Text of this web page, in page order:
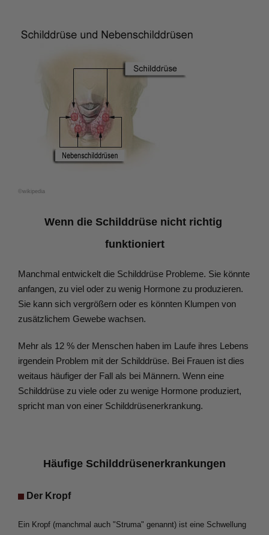
©wikipedia
Wenn die Schilddrüse nicht richtig
funktioniert
Manchmal entwickelt die Schilddrüse Probleme. Sie könnte
anfangen, zu viel oder zu wenig Hormone zu produzieren.
Sie kann sich vergrößern oder es könnten Klumpen von
zusätzlichem Gewebe wachsen.
Mehr als 12 % der Menschen haben im Laufe ihres Lebens
irgendein Problem mit der Schilddrüse. Bei Frauen ist dies
weitaus häufiger der Fall als bei Männern. Wenn eine
Schilddrüse zu viele oder zu wenige Hormone produziert,
spricht man von einer Schilddrüsenerkrankung.
Häufige Schilddrüsenerkrankungen
Der Kropf
Ein Kropf (manchmal auch "Struma" genannt) ist eine Schwellung